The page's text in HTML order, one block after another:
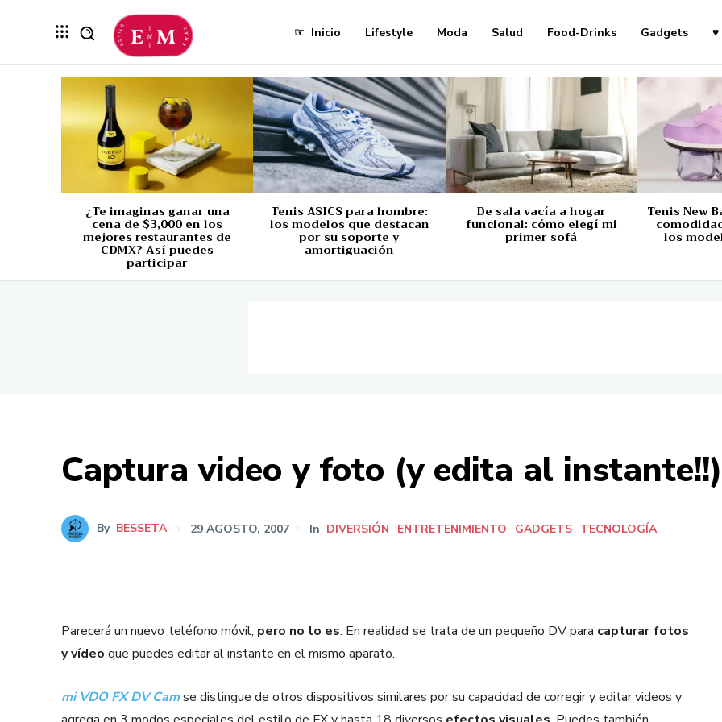
☞ Inicio Lifestyle Moda Salud Food-Drinks Gadgets ♥
¿Te imaginas ganar una
cena de $3,000 en los
mejores restaurantes de
CDMX? Así puedes
participar
Tenis ASICS para hombre:
los modelos que destacan
por su soporte y
amortiguación
De sala vacía a hogar
funcional: cómo elegí mi
primer sofá
Tenis New
los
Captura video y foto (y edita al instante!!)
By BESSETA 29 AGOSTO, 2007 In DIVERSIÓN ENTRETENIMIENTO GADGETS TECNOLOGÍA
Parecerá un nuevo teléfono móvil, pero no lo es. En realidad se trata de un pequeño DV para capturar fotos
y vídeo que puedes editar al instante en el mismo aparato.
mi VDO FX DV Camse distingue de otros dispositivos similares por su capacidad de corregir y editar videos y